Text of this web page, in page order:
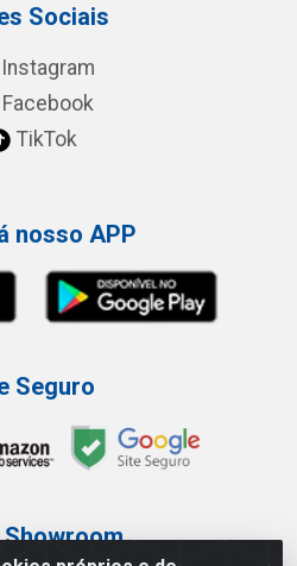
Sociais
Instagram
Facebook
TikTok
nosso APP
Seguro